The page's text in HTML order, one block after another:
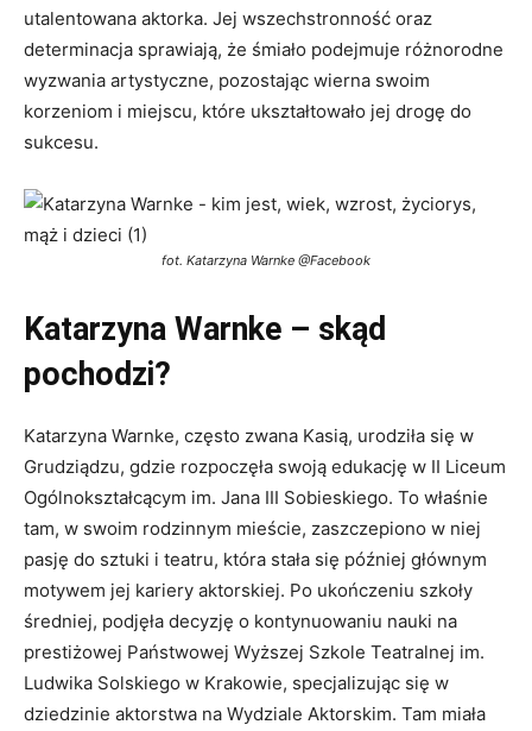
utalentowana aktorka. Jej wszechstronność oraz
determinacja sprawiają, że śmiało podejmuje różnorodne
wyzwania artystyczne, pozostając wierna swoim
korzeniom i miejscu, które ukształtowało jej drogę do
sukcesu.
fot. Katarzyna Warnke @Facebook
Katarzyna Warnke – skąd
pochodzi?
Katarzyna Warnke, często zwana Kasią, urodziła się w
Grudziądzu, gdzie rozpoczęła swoją edukację w II Liceum
Ogólnokształcącym im. Jana III Sobieskiego. To właśnie
tam, w swoim rodzinnym mieście, zaszczepiono w niej
pasję do sztuki i teatru, która stała się później głównym
motywem jej kariery aktorskiej. Po ukończeniu szkoły
średniej, podjęła decyzję o kontynuowaniu nauki na
prestiżowej Państwowej Wyższej Szkole Teatralnej im.
Ludwika Solskiego w Krakowie, specjalizując się w
dziedzinie aktorstwa na Wydziale Aktorskim. Tam miała